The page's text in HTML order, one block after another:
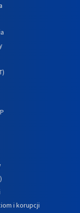
i korupcji